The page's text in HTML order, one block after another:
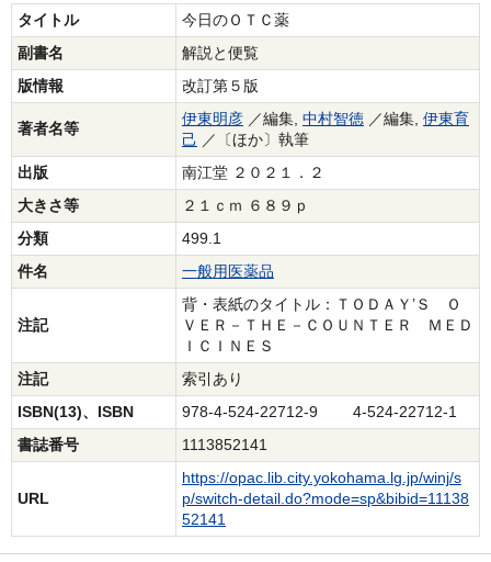
タイトル
今日のＯＴＣ薬
副書名
解説と便覧
版情報
改訂第５版
著者名等
伊東明彦 ／編集, 中村智徳 ／編集, 伊東育
己 ／〔ほか〕執筆
出版
南江堂 ２０２１．２
大きさ等
２１ｃｍ ６８９ｐ
分類
499.1
件名
一般用医薬品
注記
背・表紙のタイトル：ＴＯＤＡＹ’Ｓ Ｏ
ＶＥＲ－ＴＨＥ－ＣＯＵＮＴＥＲ ＭＥＤ
ＩＣＩＮＥＳ
注記
索引あり
ISBN(13)、ISBN
978-4-524-22712-9 4-524-22712-1
書誌番号
1113852141
URL
https://opac.lib.city.yokohama.lg.jp/winj/s
p/switch-detail.do?mode=sp&bibid=11138
52141